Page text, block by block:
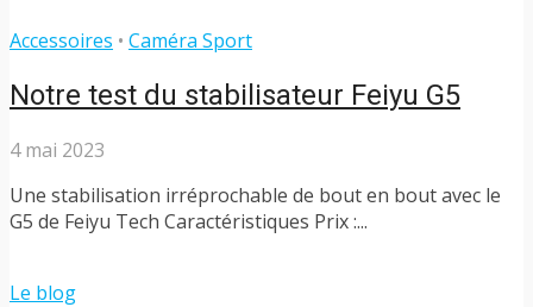
Accessoires • Caméra Sport
Notre test du stabilisateur Feiyu G5
4 mai 2023
Une stabilisation irréprochable de bout en bout avec le
G5 de Feiyu Tech Caractéristiques Prix :...
Le blog